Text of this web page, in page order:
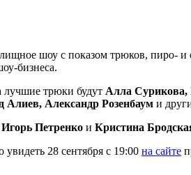
шоу с показом трюков, пиро-
бизнеса.
лучшие трюки будут Алла Сурикова,
Александр Розенбаум и
Игорь Петренко и Кристина
28 сентября с 19:00 на сайте